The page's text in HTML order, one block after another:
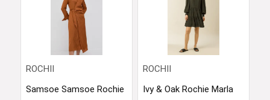
ROCHII
Samsoe Samsoe Rochie
ROCHII
Ivy & Oak Rochie Marla